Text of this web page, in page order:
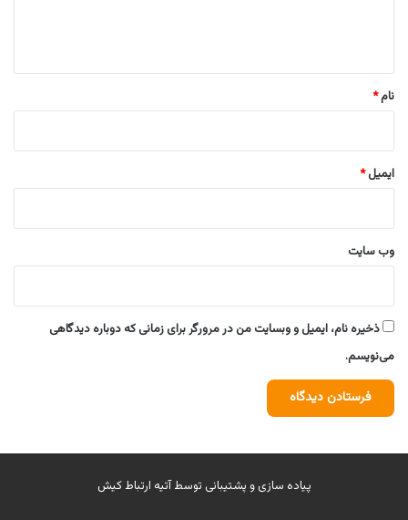
نام*
ایمیل*
وب‌ سایت
ذخیره نام، ایمیل و وبسایت من در مرورگر برای زمانی که دوباره دیدگاهی
می‌نویسم.
پیاده سازی و پشتیبانی توسطآتیه ارتباط کیش